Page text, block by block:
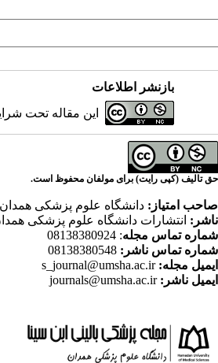
بازنشر اطلاعات
این مقاله تحت
حق تالیف (کپی رایت) برای مولفان محفوظ است.
صاحب امتیاز: دانشگاه علوم پزشکی همدان
ناشر: انتشارات دانشگاه علوم پزشکی
شماره تماس مجله: 08138380924
شماره تماس ناشر:
ایمیل مجله: s_journal@umsha.ac.ir
ایمیل ناشر: journals@umsha.ac.ir